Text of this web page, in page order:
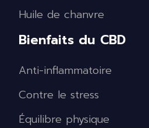
Huile de chanvre
Bienfaits du CBD
Anti-inflammatoire
Contre le stress
Équilibre physique